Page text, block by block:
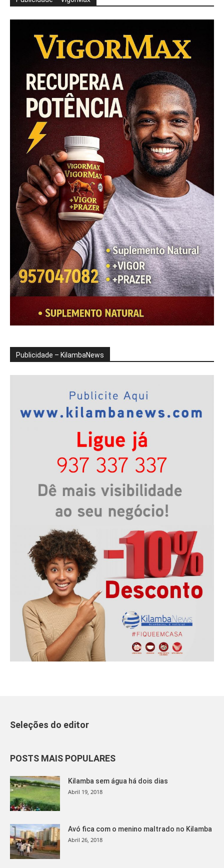
Publicidade – KilambaNews
Seleções do editor
POSTS MAIS POPULARES
Kilamba sem água há dois dias
Abril 19, 2018
Avó fica com o menino maltrado no Kilamba
Abril 26, 2018